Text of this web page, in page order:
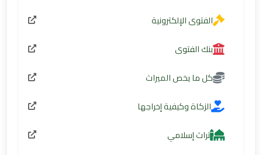
الفتوى الإلكترونية
بنك الفتوى
كل ما يخص الميراث
الزكاة وكيفية إخراجها
تراث إسلامي